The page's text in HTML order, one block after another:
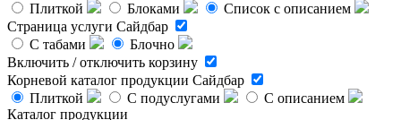
Плиткой
Блоками
Список с описанием
Страница услуги Сайдбар
С табами
Блочно
Включить / отключить корзину
Корневой каталог продукции Сайдбар
Плиткой
С подуслугами
С описанием
Каталог продукции